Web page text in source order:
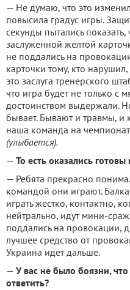
— Не думаю, что это
повысила градус игры.
секунды пытались
заслуженной желтой
не поддались на
карточки тому, кто
это заслуга тренерского
что игра будет не только с
достоинством выдержали.
бывает. Бывают и травмы, и
наша команда на
(улыбается).
— То есть оказались
— Ребята прекрасно
командой они играют.
играть жестко, контактно,
нейтрально, идут мини-
поддались на провокации,
лучшее средство от
Украина идет дальше.
— У вас не было боязни,
ответить?